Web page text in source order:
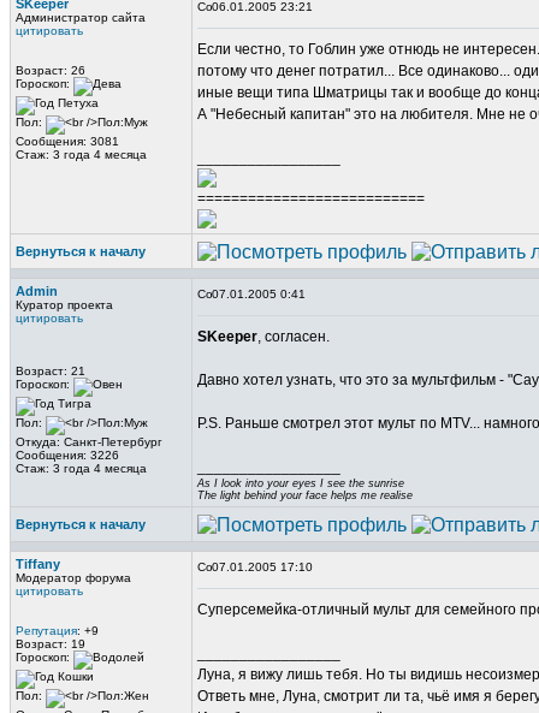
SKeeper
Администратор сайта
цитировать
Возраст: 26
Гороскоп:
Пол:
Сообщения: 3081
Стаж: 3 года 4 месяца
06.01.2005 23:21
Если честно, то Гоблин уже отнюдь не
потому что денег потратил... Все одинаково...
иные вещи типа Шматрицы так и вообще до
А "Небесный капитан" это на любителя. Мне не
===========================
Вернуться к началу
Admin
Куратор проекта
цитировать
Возраст: 21
Гороскоп:
Пол:
Откуда: Санкт-Петербург
Сообщения: 3226
Стаж: 3 года 4 месяца
07.01.2005 0:41
SKeeper, согласен.
Давно хотел узнать, что это за мультфильм -
P.S. Раньше смотрел этот мульт по MTV...
As I look into your eyes I see the sunrise
The light behind your face helps me realise
Вернуться к началу
Tiffany
Модератор форума
цитировать
Репутация: +9
Возраст: 19
Гороскоп:
Пол:
07.01.2005 17:10
Суперсемейка-отличный мульт для семейного
Луна, я вижу лишь тебя. Но ты видишь
Ответь мне, Луна, смотрит ли та, чьё имя я